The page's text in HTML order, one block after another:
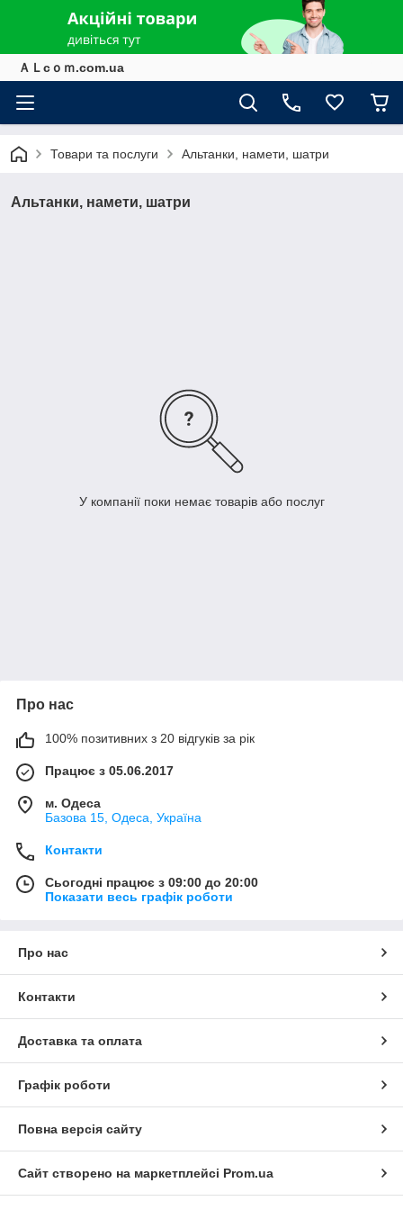
ＡＬcｏｍ.com.ua
Товари та послуги Альтанки, намети, шатри
Альтанки, намети, шатри
У компанії поки немає товарів або послуг
Про нас
100% позитивних з 20 відгуків за рік
Працює з 05.06.2017
м. Одеса
Базова 15, Одеса, Україна
Контакти
Сьогодні працює з 09:00 до 20:00
Показати весь графік роботи
Про нас
Контакти
Доставка та оплата
Графік роботи
Повна версія сайту
Сайт створено на маркетплейсі Prom.ua